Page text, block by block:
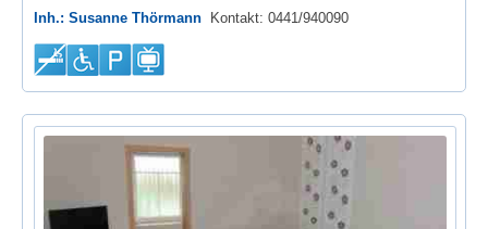
Inh.: Susanne Thörmann
Kontakt: 0441/940090